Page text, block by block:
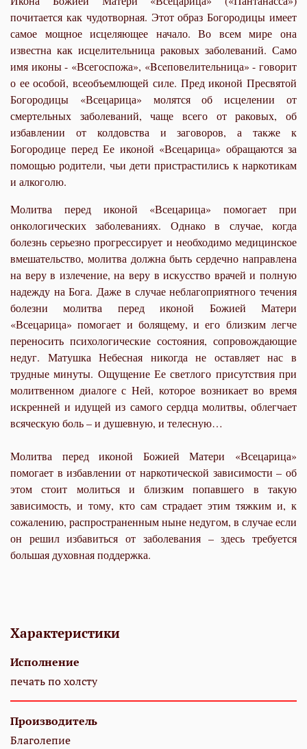
почитается как чудотворная. Этот образ Богородицы имеет
самое мощное исцеляющее начало. Во всем мире она
известна как исцелительница раковых заболеваний. Само
имя иконы - «Всегоспожа», «Bсeповелительница» - говорит
о ее особой, всеобъемлющей силе. Пред иконой Пресвятой
Богородицы «Всецарица» молятся об исцелении от
смертельных заболеваний, чаще всего от раковых, об
избавлении от колдовства и заговоров, а также к
Богородице перед Ее иконой «Всецарица» обращаются за
помощью родители, чьи дети пристрастились к наркотикам
и алкоголю.
Молитва перед иконой «Всецарица» помогает при
онкологических заболеваниях. Однако в случае, когда
болезнь серьезно прогрессирует и необходимо медицинское
вмешательство, молитва должна быть сердечно направлена
на веру в излечение, на веру в искусство врачей и полную
надежду на Бога. Даже в случае неблагоприятного течения
болезни молитва перед иконой Божией Матери
«Всецарица» помогает и болящему, и его близким легче
переносить психологические состояния, сопровождающие
недуг. Матушка Небесная никогда не оставляет нас в
трудные минуты. Ощущение Ее светлого присутствия при
молитвенном диалоге с Ней, которое возникает во время
искренней и идущей из самого сердца молитвы, облегчает
всяческую боль – и душевную, и телесную…
Молитва перед иконой Божией Матери «Всецарица»
помогает в избавлении от наркотической зависимости – об
этом стоит молиться и близким попавшего в такую
зависимость, и тому, кто сам страдает этим тяжким и, к
сожалению, распространенным ныне недугом, в случае если
он решил избавиться от заболевания – здесь требуется
большая духовная поддержка.
Характеристики
Исполнение
печать по холсту
Производитель
Благолепие